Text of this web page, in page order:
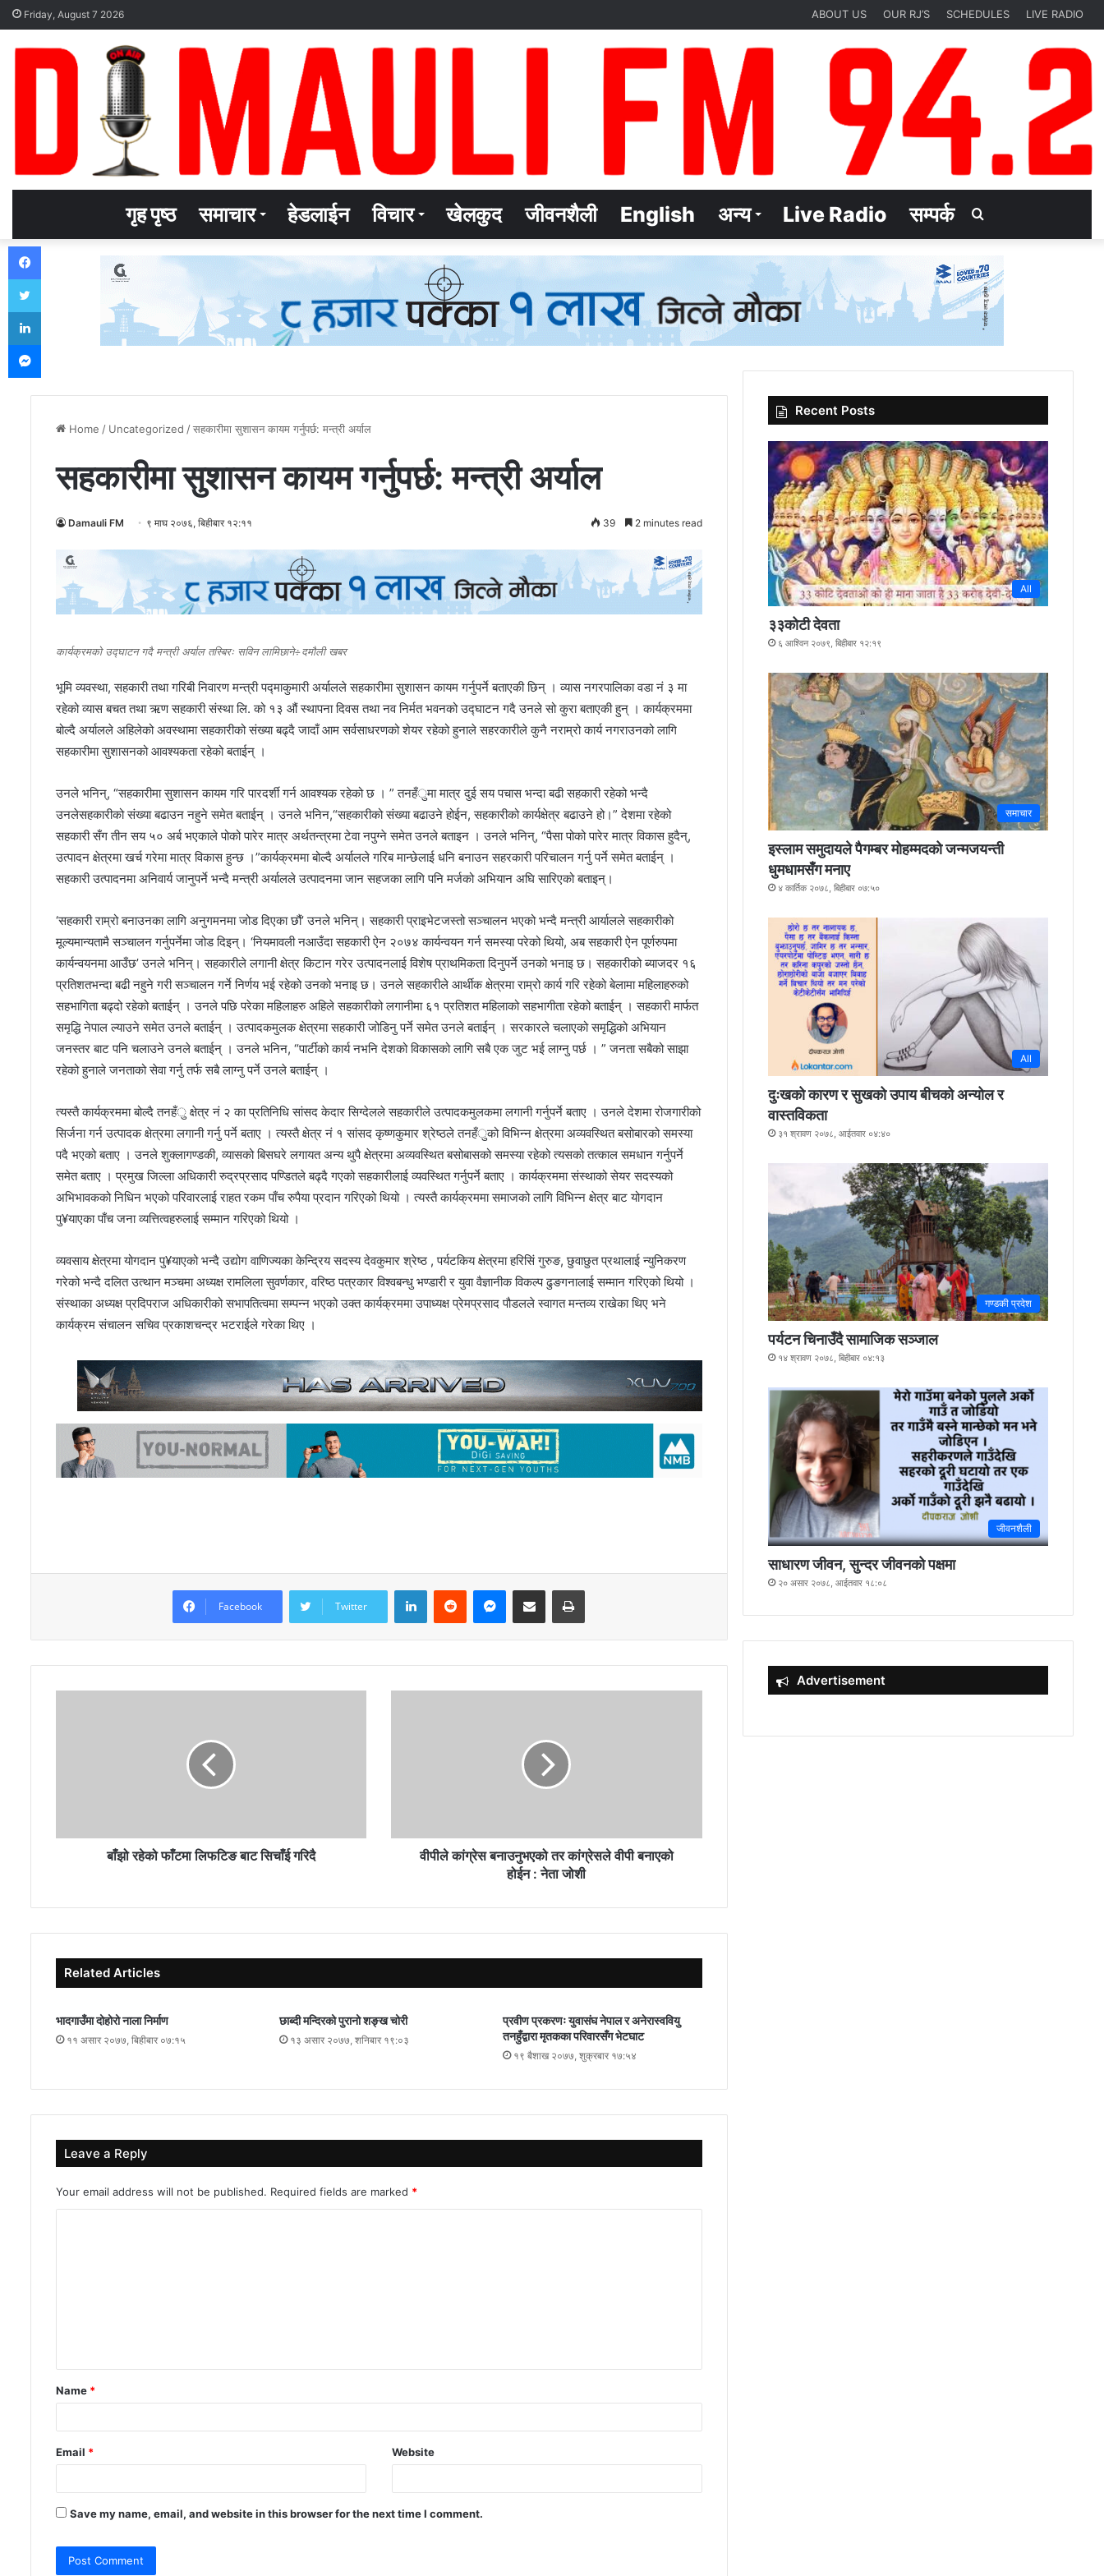
Friday, August 7 2026 ABOUT US OUR RJ’S SCHEDULES LIVE RADIO
गृह पृष्ठ समाचार हेडलाईन विचार खेलकुद जीवनशैली English अन्य Live Radio सम्पर्क
for
Home / Uncategorized /सहकारीमा सुशासन कायम गर्नुपर्छ: मन्त्री अर्याल
सहकारीमा सुशासन कायम गर्नुपर्छ: मन्त्री अर्याल
Damauli FM ९ माघ २०७६, बिहीबार १२:११ 39 2 minutes read
कार्यक्रमको उद्घाटन गदै मन्त्री अर्याल तस्बिरः सविन लामिछाने÷दमौली खबर
भूमि व्यवस्था, सहकारी तथा गरिबी निवारण मन्त्री पद्माकुमारी अर्यालले सहकारीमा सुशासन कायम गर्नुपर्ने बताएकी छिन् । व्यास नगरपालिका वडा नं ३ मा
रहेको व्यास बचत तथा ऋण सहकारी संस्था लि. को १३ औं स्थापना दिवस तथा नव निर्मत भवनको उद्घाटन गदै उनले सो कुरा बताएकी हुन् । कार्यक्रममा
बोल्दै अर्यालले अहिलेको अवस्थामा सहकारीको संख्या बढ्दै जादाँ आम सर्वसाधरणको शेयर रहेको हुनाले सहरकारीले कुनै नराम्रो कार्य नगराउनको लागि
सहकारीमा सुशासनको आवश्यकता रहेको बताईन् ।
उनले भनिन्, “सहकारीमा सुशासन कायम गरि पारदर्शी गर्न आवश्यक रहेको छ । ” तनहँुमा मात्र दुई सय पचास भन्दा बढी सहकारी रहेको भन्दै
उनलेसहकारीको संख्या बढाउन नहुने समेत बताईन् । उनले भनिन,“सहकारीको संख्या बढाउने होईन, सहकारीको कार्यक्षेत्र बढाउने हो।” देशमा रहेको
सहकारी सँग तीन सय ५० अर्ब भएकाले पोको पारेर मात्र अर्थतन्त्रमा टेवा नपुग्ने समेत उनले बताइन । उनले भनिन्, “पैसा पोको पारेर मात्र विकास हुदैन्,
उत्पादन क्षेत्रमा खर्च गरेमा मात्र विकास हुन्छ ।”कार्यक्रममा बोल्दै अर्यालले गरिब मान्छेलाई धनि बनाउन सहरकारी परिचालन गर्नु पर्ने समेत बताईन् ।
सहकारी उत्पादनमा अनिवार्य जानुपर्ने भन्दै मन्त्री अर्यालले उत्पादनमा जान सहजका लागि पनि मर्जको अभियान अघि सारिएको बताइन्।
‘सहकारी राम्रो बनाउनका लागि अनुगमनमा जोड दिएका छौं’ उनले भनिन्। सहकारी प्राइभेटजस्तो सञ्चालन भएको भन्दै मन्त्री आर्यालले सहकारीको
मूल्यमान्यतामै सञ्चालन गर्नुपर्नेमा जोड दिइन्। ‘नियमावली नआउँदा सहकारी ऐन २०७४ कार्यन्वयन गर्न समस्या परेको थियो, अब सहकारी ऐन पूर्णरुपमा
कार्यन्वयनमा आउँछ’ उनले भनिन्। सहकारीले लगानी क्षेत्र किटान गरेर उत्पादनलाई विशेष प्राथमिकता दिनुपर्ने उनको भनाइ छ। सहकारीको ब्याजदर १६
प्रतिशतभन्दा बढी नहुने गरी सञ्चालन गर्ने निर्णय भई रहेको उनको भनाइ छ। उनले सहकारीले आर्थीक क्षेत्रमा राम्रो कार्य गरि रहेको बेलामा महिलाहरुको
सहभागिता बढ्दो रहेको बताईन् । उनले पछि परेका महिलाहरु अहिले सहकारीको लगानीमा ६१ प्रतिशत महिलाको सहभागीता रहेको बताईन् । सहकारी मार्फत
समृद्धि नेपाल ल्याउने समेत उनले बताईन् । उत्पादकमुलक क्षेत्रमा सहकारी जोडिनु पर्ने समेत उनले बताईन् । सरकारले चलाएको समृद्धिको अभियान
जनस्तर बाट पनि चलाउने उनले बताईन् । उनले भनिन, “पार्टीको कार्य नभनि देशको विकासको लागि सबै एक जुट भई लाग्नु पर्छ । ” जनता सबैको साझा
रहेको हुनाले जनताको सेवा गर्नु तर्फ सबै लाग्नु पर्ने उनले बताईन् ।
त्यस्तै कार्यक्रममा बोल्दै तनहँु क्षेत्र नं २ का प्रतिनिधि सांसद केदार सिग्देलले सहकारीले उत्पादकमुलकमा लगानी गर्नुपर्ने बताए । उनले देशमा रोजगारीको
सिर्जना गर्न उत्पादक क्षेत्रमा लगानी गर्नु पर्ने बताए । त्यस्तै क्षेत्र नं १ सांसद कृष्णकुमार श्रेष्ठले तनहँुको विभिन्न क्षेत्रमा अव्यवस्थित बसोबारको समस्या
पदै भएको बताए । उनले शुक्लागण्डकी, व्यासको बिसघरे लगायत अन्य थुपै क्षेत्रमा अव्यवस्थित बसोबासको समस्या रहेको त्यसको तत्काल समधान गर्नुपर्ने
समेत बताए । प्रमुख जिल्ला अधिकारी रुद्रप्रसाद पण्डितले बढ्दै गएको सहकारीलाई व्यवस्थित गर्नुपर्ने बताए । कार्यक्रममा संस्थाको सेयर सदस्यको
अभिभावकको निधिन भएको परिवारलाई राहत रकम पाँच रुपैया प्रदान गरिएको थियो । त्यस्तै कार्यक्रममा समाजको लागि विभिन्न क्षेत्र बाट योगदान
पु¥याएका पाँच जना व्यत्तित्वहरुलाई सम्मान गरिएको थियो ।
व्यवसाय क्षेत्रमा योगदान पु¥याएको भन्दै उद्योग वाणिज्यका केन्द्रिय सदस्य देवकुमार श्रेष्ठ , पर्यटकिय क्षेत्रमा हरिसिं गुरुङ, छुवाछुत प्रथालाई न्युनिकरण
गरेको भन्दै दलित उत्थान मञ्चमा अध्यक्ष रामलिला सुवर्णकार, वरिष्ठ पत्रकार विश्वबन्धु भण्डारी र युवा वैज्ञानीक विकल्प ढुङगनालाई सम्मान गरिएको थियो ।
संस्थाका अध्यक्ष प्रदिपराज अधिकारीको सभापतित्वमा सम्पन्न भएको उक्त कार्यक्रममा उपाध्यक्ष प्रेमप्रसाद पौडलले स्वागत मन्तव्य राखेका थिए भने
कार्यक्रम संचालन सचिव प्रकाशचन्द्र भटराईले गरेका थिए ।
Facebook Twitter
LinkedIn
बाँझो रहेको फाँटमा लिफटिङ बाट सिचाँई गरिदै
वीपीले कांग्रेस बनाउनुभएको तर कांग्रेसले वीपी बनाएको
होईन : नेता जोशी
Related Articles
भादगाउँमा दोहोरो नाला निर्माण
११ असार २०७७, बिहीबार ०७:१५
छाब्दी मन्दिरको पुरानो शङ्ख चोरी
१३ असार २०७७, शनिबार १९:०३
प्रवीण प्रकरणः युवासंघ नेपाल र अनेरास्ववियु
तनहुँद्वारा मृतकका परिवारसँग भेटघाट
१९ बैशाख २०७७, शुक्रबार १७:५४
Leave a Reply
Your email address will not be published. Required fields are marked *
t
*
Name *
Email * Website
Save my name, email, and website in this browser for the next time I comment.
Recent Posts
All
३३कोटी देवता
६ आश्विन २०७९, बिहीबार १२:१९
समाचार
इस्लाम समुदायले पैगम्बर मोहम्मदको जन्मजयन्ती
धुमधामसँग मनाए
४ कार्तिक २०७८, बिहीबार ०७:५०
All
दुःखको कारण र सुखको उपाय बीचको अन्योल र
वास्तविकता
३१ श्रावण २०७८, आईतवार ०४:४०
गण्डकी प्रदेश
पर्यटन चिनाउँदै सामाजिक सञ्जाल
१४ श्रावण २०७८, बिहीबार ०४:१३
जीवनशैली
साधारण जीवन, सुन्दर जीवनको पक्षमा
२० असार २०७८, आईतवार १८:०८
Advertisement